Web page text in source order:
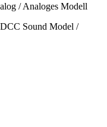
/ Analoges Modell
Sound Model /